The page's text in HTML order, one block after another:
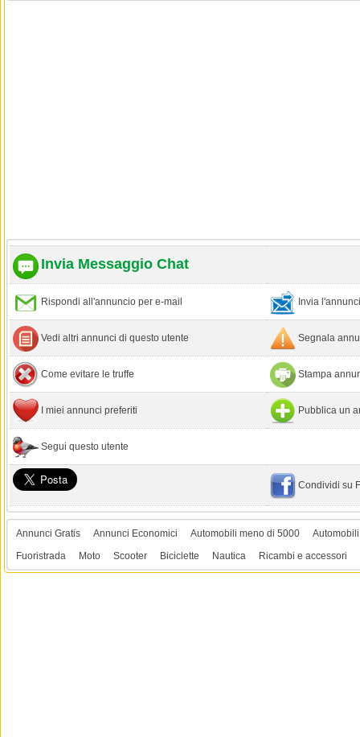
Invia Messaggio Chat
Rispondi all'annuncio per e-mail Invia
Vedi altri annunci di questo utente Segnala
Come evitare le truffe Stampa
I miei annunci preferiti Pubblica un
Segui questo utente
Condividi su
Annunci Gratis Annunci Economici Automobili meno di 5000
Fuoristrada
Moto Scooter Biciclette Nautica Ricambi e accessori